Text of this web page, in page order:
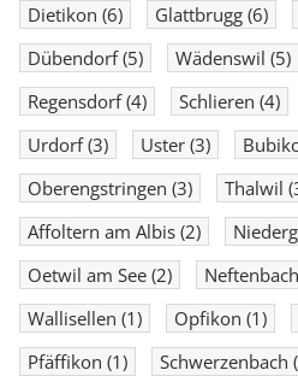
Dietikon (6) Glattbrugg (6)
Dübendorf(5) Wädenswil (5)
Regensdorf(4) Schlieren (4)
Urdorf(3) Uster (3)
Oberengstringen (3) Thalwil
Affoltern am Albis (2)
Oetwil am See (2) Neftenbach
Wallisellen (1) Opfikon (1)
Pfäffikon (1) Schwerzenbach